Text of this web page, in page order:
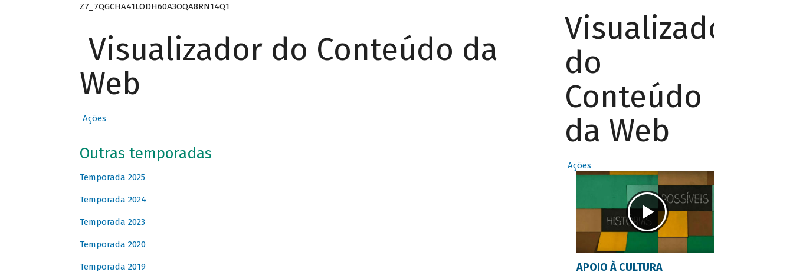
Z7_7QGCHA41LODH60A3OQA8RN14Q1
Visualizador do Conteúdo da
Web
Ações
Outras temporadas
Temporada 2025
Temporada 2024
Temporada 2023
Temporada 2020
Temporada 2019
Visualizador
do
Conteúdo
da Web
Ações
APOIO À CULTURA